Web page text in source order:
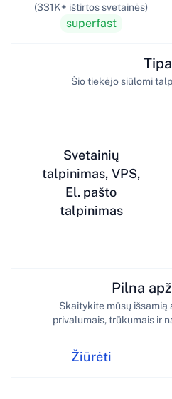
(331K+ ištirtos svetainės)
superfast
Svetainių
talpinimas, VPS,
El. pašto
talpinimas
Šio tiekėjo siūlomi
Žiūrėti
Pilna
Skaitykite mūsų išsamią
privalumais, trūkumais ir